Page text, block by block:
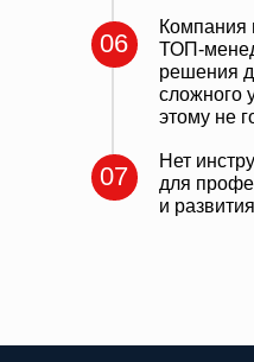
Нет
для
и
07
Компания
ТОП-
решения
сложного
этому не
06